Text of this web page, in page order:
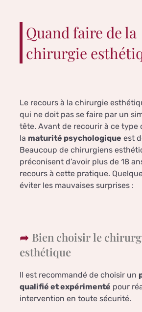
Quand faire de la
chirurgie
Le recours à la chirurgie
qui ne doit pas se faire par un
tête. Avant de recourir à ce type
la maturité psychologique est
Beaucoup de chirurgiens
préconisent d’avoir plus de 18
recours à cette pratique.
éviter les mauvaises surprises :
Bien choisir le
esthétique
Il est recommandé de choisir un
qualifié et expérimenté pour
intervention en toute sécurité.